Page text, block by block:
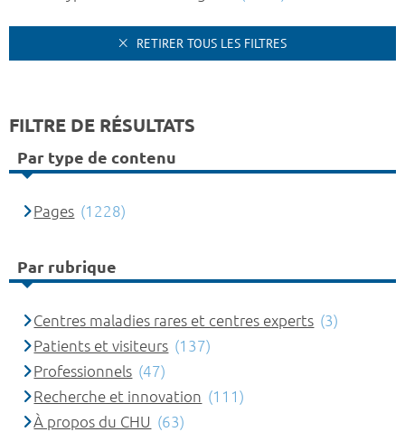
RETIRER TOUS LES FILTRES
FILTRE DE RÉSULTATS
Par type de contenu
Pages (1228)
Par rubrique
Centres maladies rares et centres experts (3)
Patients et visiteurs (137)
Professionnels (47)
Recherche et innovation (111)
À propos du CHU (63)